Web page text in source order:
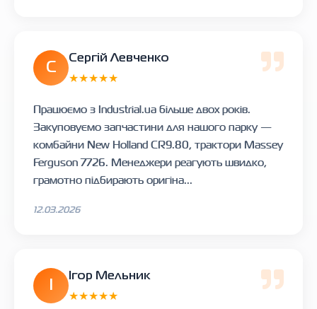
С
Сергій Левченко
★★★★★
Працюємо з Industrial.ua більше двох років.
Закуповуємо запчастини для нашого парку —
комбайни New Holland CR9.80, трактори Massey
Ferguson 7726. Менеджери реагують швидко,
грамотно підбирають оригіна...
12.03.2026
Ігор Мельник
★★★★★